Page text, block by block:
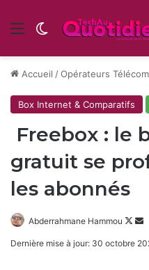
Menu Switch skin
Accueil /Opérateurs
Box Internet & Comparatifs
Freebox : le
gratuit se
les abonnés
Abderrahmane Hammou
Dernière mise à jour: 30 octobre